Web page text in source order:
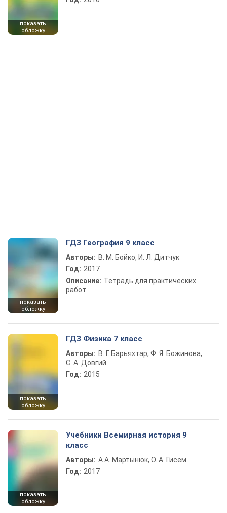
показать
обложку
показать
обложку
ГДЗ География 9 класс
Авторы: В. М. Бойко, И. Л. Дитчук
Год: 2017
Описание: Тетрадь для практических
работ
показать
обложку
ГДЗ Физика 7 класс
Авторы: В. Г. Барьяхтар, Ф. Я. Божинова,
С. А. Довгий
Год: 2015
показать
обложку
Учебники Всемирная история 9
класс
Авторы: А.А. Мартынюк, О. А. Гисем
Год: 2017